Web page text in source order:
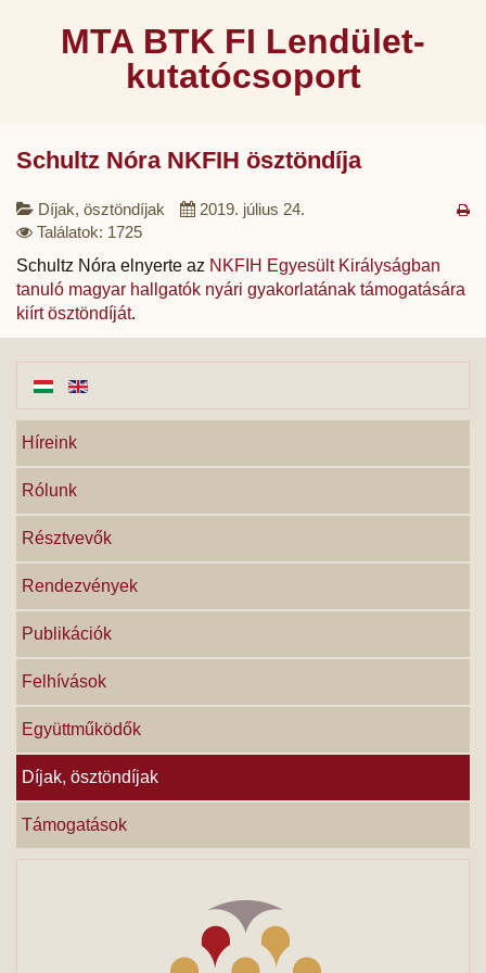
MTA BTK FI Lendület-
kutatócsoport
Schultz Nóra NKFIH ösztöndíja
Díjak, ösztöndíjak
2019. július 24.
Találatok: 1725
Schultz Nóra elnyerte az NKFIH Egyesült Királyságban
tanuló magyar hallgatók nyári gyakorlatának támogatására
kiírt ösztöndíját.
Híreink
Rólunk
Résztvevők
Rendezvények
Publikációk
Felhívások
Együttműködők
Díjak, ösztöndíjak
Támogatások